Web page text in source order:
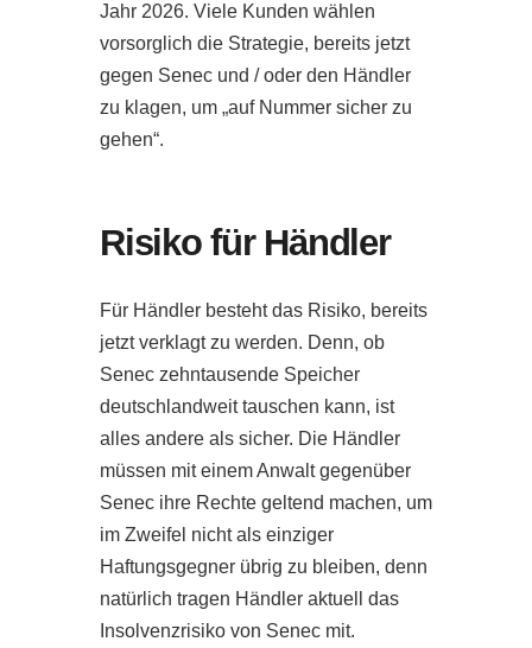
Jahr 2026. Viele Kunden wählen
vorsorglich die Strategie, bereits jetzt
gegen Senec und / oder den Händler
zu klagen, um „auf Nummer sicher zu
gehen“.
Risiko für Händler
Für Händler besteht das Risiko, bereits
jetzt verklagt zu werden. Denn, ob
Senec zehntausende Speicher
deutschlandweit tauschen kann, ist
alles andere als sicher. Die Händler
müssen mit einem Anwalt gegenüber
Senec ihre Rechte geltend machen, um
im Zweifel nicht als einziger
Haftungsgegner übrig zu bleiben, denn
natürlich tragen Händler aktuell das
Insolvenzrisiko von Senec mit.